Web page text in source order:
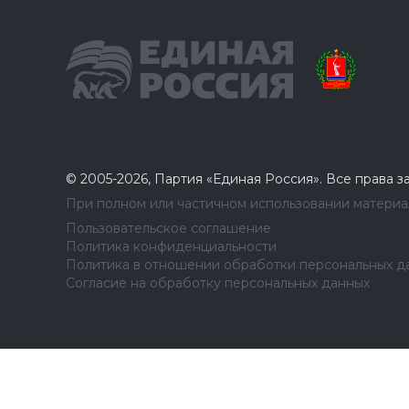
© 2005-2026, Партия «Единая Россия». Все права
При полном или частичном использовании
Пользовательское соглашение
Политика конфиденциальности
Политика в отношении обработки персональных
Согласие на обработку персональных данных